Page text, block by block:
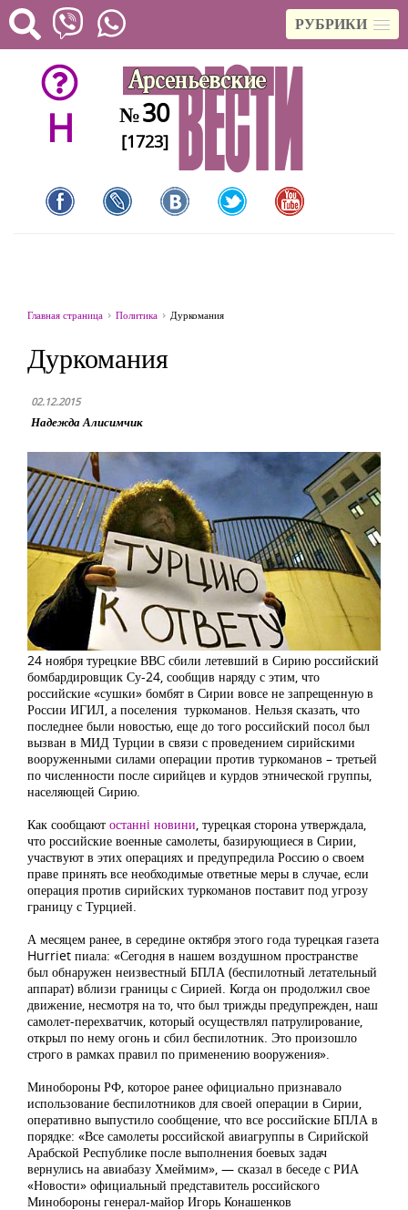
РУБРИКИ
H №30
[1723]
Главная страница Политика Дуркомания
Дуркомания
02.12.2015
Надежда Алисимчик
24 ноября турецкие ВВС сбили летевший в Сирию российский
бомбардировщик Су-24, сообщив наряду с этим, что
российские «сушки» бомбят в Сирии вовсе не запрещенную в
России ИГИЛ, а поселения туркоманов. Нельзя сказать, что
последнее были новостью, еще до того российский посол был
вызван в МИД Турции в связи с проведением сирийскими
вооруженными силами операции против туркоманов – третьей
по численности после сирийцев и курдов этнической группы,
населяющей Сирию.
Как сообщают останнi новини, турецкая сторона утверждала,
что российские военные самолеты, базирующиеся в Сирии,
участвуют в этих операциях и предупредила Россию о своем
праве принять все необходимые ответные меры в случае, если
операция против сирийских туркоманов поставит под угрозу
границу с Турцией.
А месяцем ранее, в середине октября этого года турецкая газета
Hurriet пиала: «Сегодня в нашем воздушном пространстве
был обнаружен неизвестный БПЛА (беспилотный летательный
аппарат) вблизи границы с Сирией. Когда он продолжил свое
движение, несмотря на то, что был трижды предупрежден, наш
самолет-перехватчик, который осуществлял патрулирование,
открыл по нему огонь и сбил беспилотник. Это произошло
строго в рамках правил по применению вооружения».
Минобороны РФ, которое ранее официально признавало
использование беспилотников для своей операции в Сирии,
оперативно выпустило сообщение, что все российские БПЛА в
порядке: «Все самолеты российской авиагруппы в Сирийской
Арабской Республике после выполнения боевых задач
вернулись на авиабазу Хмеймим», — сказал в беседе с РИА
«Новости» официальный представитель российского
Минобороны генерал-майор Игорь Конашенков